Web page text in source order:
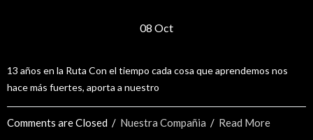
08 Oct
13 años en la Ruta Con el tiempo cada cosa que aprendemos nos
hace más fuertes, aporta a nuestro
Comments are Closed
  /
Nuestra Compañia
  /
Read More